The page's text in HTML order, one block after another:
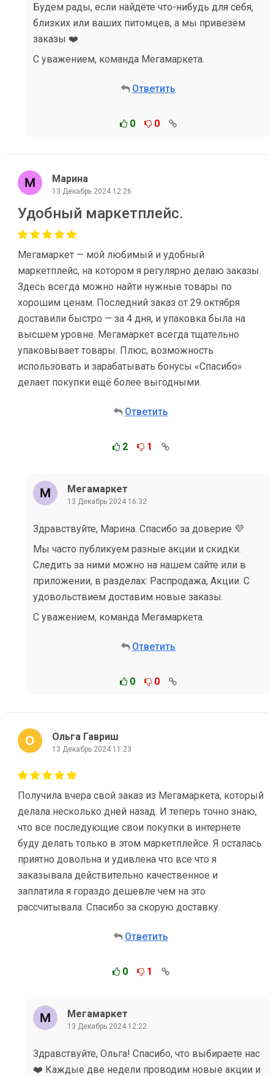
Будем рады, если найдёте что-нибудь для себя,
близких или ваших питомцев, а мы привезём
заказы ❤️
С уважением, команда Мегамаркета.
Ответить
0 0
Марина
13 Декабрь 2024 12:26
Удобный маркетплейс.
Мегамаркет — мой любимый и удобный
маркетплейс, на котором я регулярно делаю заказы.
Здесь всегда можно найти нужные товары по
хорошим ценам. Последний заказ от 29 октября
доставили быстро — за 4 дня, и упаковка была на
высшем уровне. Мегамаркет всегда тщательно
упаковывает товары. Плюс, возможность
использовать и зарабатывать бонусы «Спасибо»
делает покупки ещё более выгодными.
Ответить
2 1
Мегамаркет
13 Декабрь 2024 16:32
Здравствуйте, Марина. Спасибо за доверие 💜
Мы часто публикуем разные акции и скидки.
Следить за ними можно на нашем сайте или в
приложении, в разделах: Распродажа, Акции. С
удовольствием доставим новые заказы.
С уважением, команда Мегамаркета.
Ответить
0 0
Ольга Гавриш
13 Декабрь 2024 11:23
Получила вчера свой заказ из Мегамаркета, который
делала несколько дней назад. И теперь точно знаю,
что все последующие свои покупки в интернете
буду делать только в этом маркетплейсе. Я осталась
приятно довольна и удивлена ​​что все что я
заказывала действительно качественное и
заплатила я гораздо дешевле чем на это
рассчитывала. Спасибо за скорую доставку.
Ответить
0 1
Мегамаркет
13 Декабрь 2024 12:22
Здравствуйте, Ольга! Спасибо, что выбираете нас
❤️ Каждые две недели проводим новые акции и